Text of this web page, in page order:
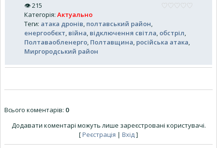
👁215
Категорія: Актуально
Теги: атака дронів полтавський район
енергообєкт війна відключення світла обстріл
Полтаваобленерго Полтавщина російська атака
Миргородський район
Всього коментарів: 0
Додавати коментарі можуть лише зареєстровані користувачі.
[Реєстрація | Вхід ]